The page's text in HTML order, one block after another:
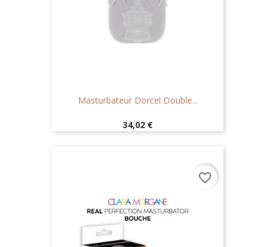
Masturbateur Dorcel Double...
Prix
34,02 €
favorite_border